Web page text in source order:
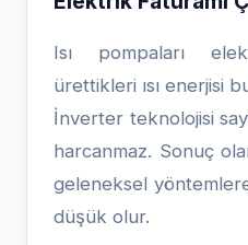
Isı pompaları
ürettikleri ısı enerjisi
İnverter teknolojisi
harcanmaz. Sonuç
geleneksel
düşük olur.